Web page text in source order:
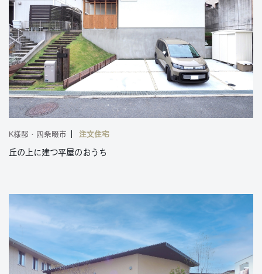
K様邸・四条畷市 注文住宅
丘の上に建つ平屋のおうち